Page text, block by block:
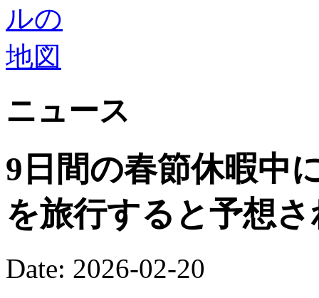
ニュース
9日間の春節休暇中
を旅行すると予想
Date: 2026-02-20